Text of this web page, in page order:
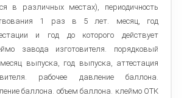
в различных местах), периодичность
1 раз в 5 лет. месяц, год
и год до которого действует
завода изготовителя. порядковый
выпуска, год выпуска, аттестация
рабочее давление баллона.
баллона. объем баллона. клеймо ОТК